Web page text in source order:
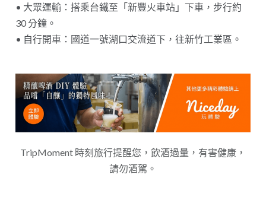
• 大眾運輸：搭乘台鐵至「新豐火車站」下車，步行約
30 分鐘。
• 自行開車：國道一號湖口交流道下，往新竹工業區。
TripMoment 時刻旅行提醒您，飲酒過量，有害健康，
請勿酒駕。